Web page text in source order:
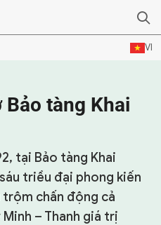
VI
tàng Khai
tại Bảo tàng Khai
triều đại phong kiến
trộm chấn động cả
– Thanh giá trị